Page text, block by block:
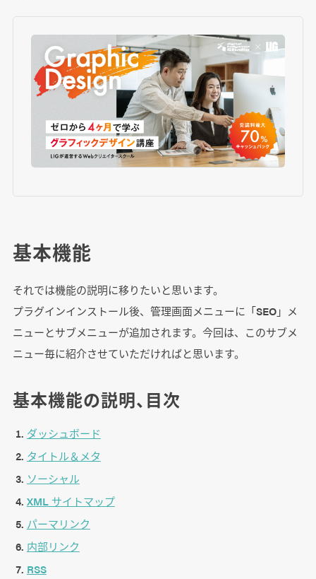
基本機能
それでは機能の説明に移りたいと思います。
プラグインインストール後、管理画面メニューに「SEO」メ
ニューとサブメニューが追加されます。今回は、このサブメ
ニュー毎に紹介させていただければと思います。
基本機能の説明、目次
ダッシュボード
タイトル＆メタ
ソーシャル
XML サイトマップ
パーマリンク
内部リンク
RSS